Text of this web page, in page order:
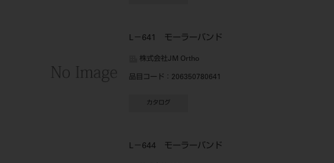
L－641 モーラーバンド
株式会社JM Ortho
品目コード ：206350780641
カタログ
L－644 モーラーバンド